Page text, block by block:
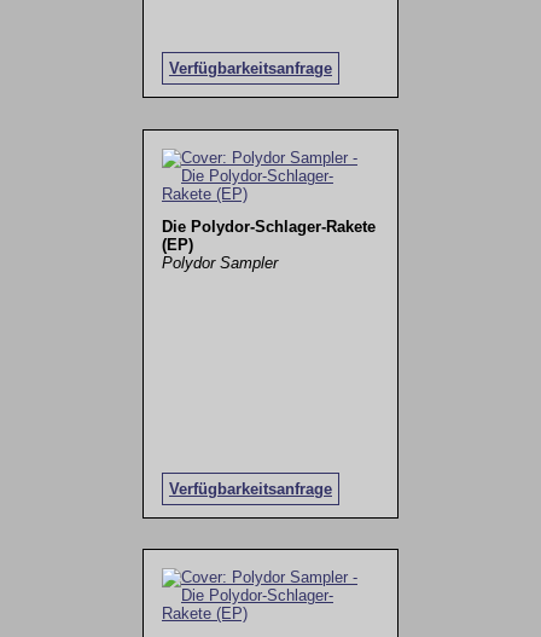
Verfügbarkeitsanfrage
Die Polydor-Schlager-Rakete
(EP)
Polydor Sampler
Verfügbarkeitsanfrage